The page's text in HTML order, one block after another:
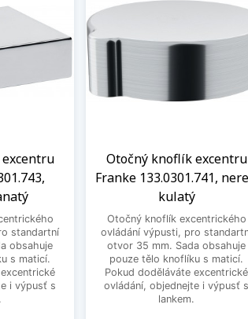
standartní
obsahuje
s maticí.
i výpusť s
Otočný knoflík excentru
Franke 133.0301.741,
kulatý
Otočný knoflík excentrického
ovládání výpusti, pro
otvor 35 mm. Sada obsahuje
pouze tělo knoflíku s maticí.
Pokud doděláváte excentrické
ovládání, objednejte i výpusť s
lankem.